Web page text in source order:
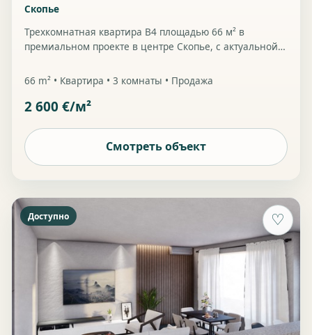
Скопье
Трехкомнатная квартира B4 площадью 66 м² в
премиальном проекте в центре Скопье, с актуальной
66 m² • Квартира • 3 комнаты • Продажа
2 600 €/м²
Смотреть объект
♡
Доступно